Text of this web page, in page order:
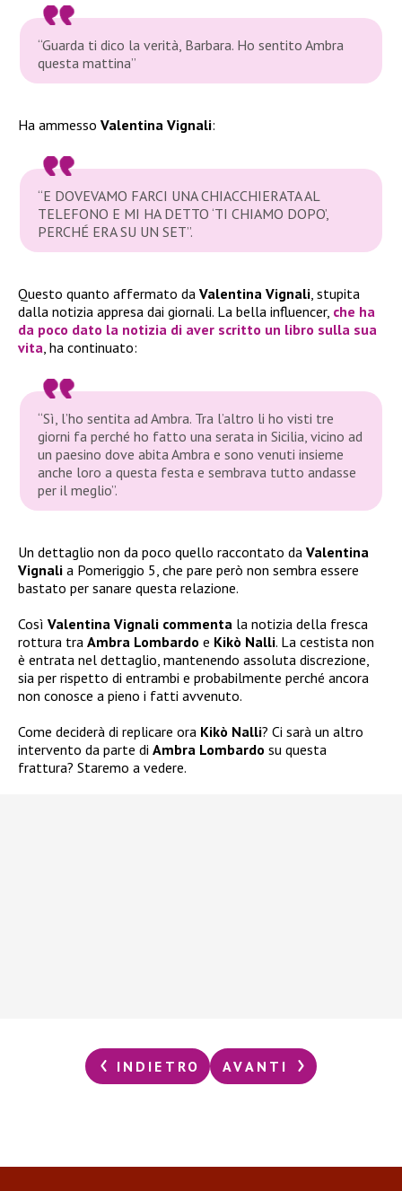
“Guarda ti dico la verità, Barbara. Ho sentito Ambra
questa mattina”
Ha ammesso Valentina Vignali:
“E DOVEVAMO FARCI UNA CHIACCHIERATA AL
TELEFONO E MI HA DETTO ‘TI CHIAMO DOPO’,
PERCHÉ ERA SU UN SET”.
Questo quanto affermato da Valentina Vignali , stupita
dalla notizia appresa dai giornali. La bella influencer, che ha
da poco dato la notizia di aver scritto un libro sulla sua
vita , ha continuato:
“Sì, l’ho sentita ad Ambra. Tra l’altro li ho visti tre
giorni fa perché ho fatto una serata in Sicilia, vicino ad
un paesino dove abita Ambra e sono venuti insieme
anche loro a questa festa e sembrava tutto andasse
per il meglio”.
Un dettaglio non da poco quello raccontato da Valentina
Vignali a Pomeriggio 5, che pare però non sembra essere
bastato per sanare questa relazione.
Così Valentina Vignali commenta la notizia della fresca
rottura tra Ambra Lombardo e Kikò Nalli. La cestista non
è entrata nel dettaglio, mantenendo assoluta discrezione,
sia per rispetto di entrambi e probabilmente perché ancora
non conosce a pieno i fatti avvenuto.
Come deciderà di replicare ora Kikò Nalli? Ci sarà un altro
intervento da parte di Ambra Lombardo su questa
frattura? Staremo a vedere.
INDIETRO AVANTI